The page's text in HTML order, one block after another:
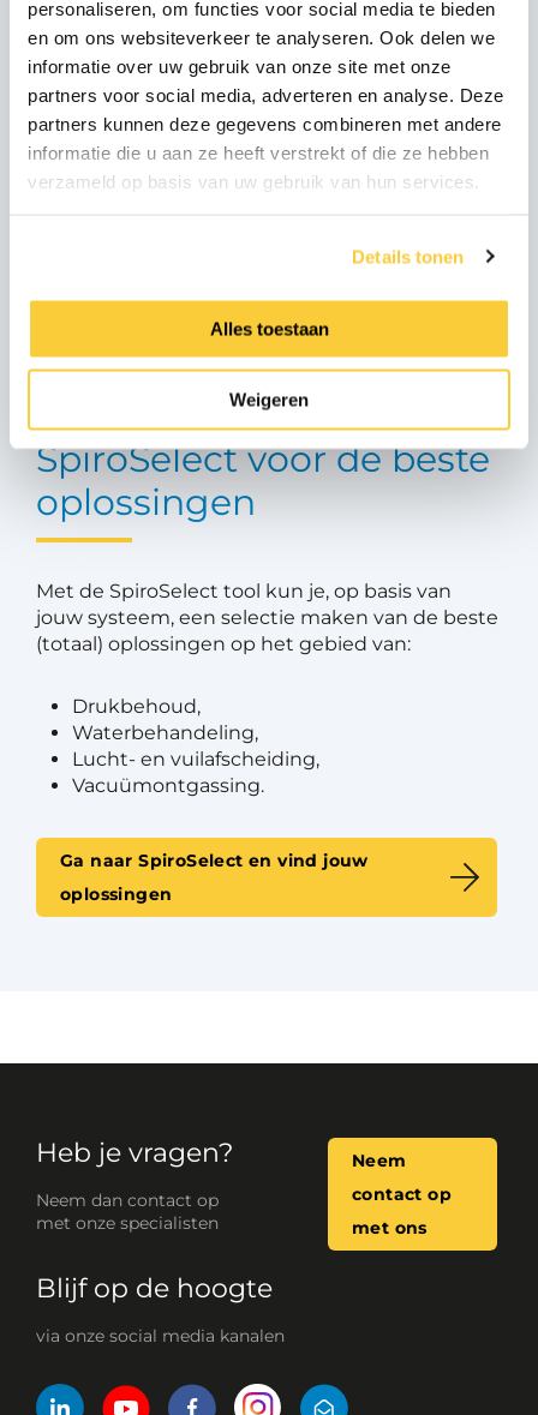
personaliseren, om functies voor social media te bieden
en om ons websiteverkeer te analyseren. Ook delen we
informatie over uw gebruik van onze site met onze
partners voor social media, adverteren en analyse. Deze
partners kunnen deze gegevens combineren met andere
informatie die u aan ze heeft verstrekt of die ze hebben
verzameld op basis van uw gebruik van hun services.
Details tonen
Alles toestaan
Weigeren
Wil je onze producten
kopen?
Onze producten worden verkocht via
verwarmings- en installatietechniek. Zoek nu de
locator!
Zoek de groothandel in jouw buurt
SpiroSelect voor de beste
oplossingen
Met de SpiroSelect tool kun je, op basis van
jouw systeem, een selectie maken van de beste
(totaal) oplossingen op het gebied van:
Drukbehoud,
Waterbehandeling,
Lucht- en vuilafscheiding,
Vacuümontgassing.
Ga naar SpiroSelect en vind jouw
oplossingen
Heb je vragen?
Neem dan contact op
met onze specialisten
Neem
contact op
met ons
Blijf op de hoogte
via onze social media kanalen